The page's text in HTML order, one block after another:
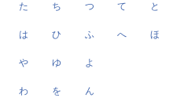
た ち つ て と
は ひ ふ へ ほ
や ゆ よ
わ を ん